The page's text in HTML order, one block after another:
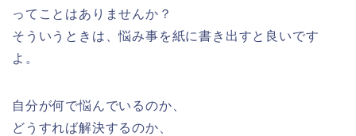
ってことはありませんか？
そういうときは、悩み事を紙に書き出すと良いです
よ。
自分が何で悩んでいるのか、
どうすれば解決するのか、